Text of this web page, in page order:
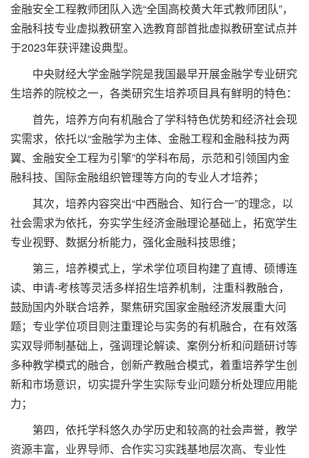
金融安全工程教师团队入选“全国高校黄大年式教师团队”，
金融科技专业虚拟教研室入选教育部首批虚拟教研室试点并
于2023年获评建设典型。
中央财经大学金融学院是我国最早开展金融学专业研究
生培养的院校之一，各类研究生培养项目具有鲜明的特色：
首先，培养方向有机融合了学科特色优势和经济社会现
实需求，依托以“金融学为主体、金融工程和金融科技为两
翼、金融安全工程为引擎”的学科布局，示范和引领国内金
融科技、国际金融组织管理等方向的专业人才培养；
其次，培养内容突出“中西融合、知行合一”的理念，以
社会需求为依托，夯实学生经济金融理论基础上，拓宽学生
专业视野、数据分析能力，强化金融科技思维；
第三，培养模式上，学术学位项目构建了直博、硕博连
读、申请-考核等灵活多样招生培养机制，注重科教融合，
鼓励国内外联合培养，聚焦研究国家金融经济发展重大问
题；专业学位项目则注重理论与实务的有机融合，在有效落
实双导师制基础上，强调理论解读、案例分析和问题研讨等
多种教学模式的融合，创新产教融合模式，着重培养学生创
新和市场意识，切实提升学生实际专业问题分析处理应用能
力；
第四，依托学科悠久办学历史和较高的社会声誉，教学
资源丰富，业界导师、合作实习实践基地层次高、专业性